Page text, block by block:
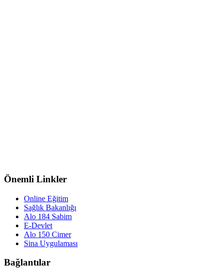
Önemli Linkler
Online Eğitim
Sağlık Bakanlığı
Alo 184 Sabim
E-Devlet
Alo 150 Cimer
Sina Uygulaması
Bağlantılar